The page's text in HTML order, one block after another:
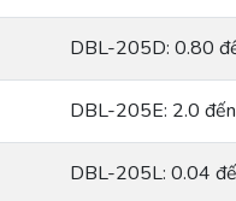
DBL-205D: 0.80
DBL-205E: 2.0
DBL-205L: 0.04